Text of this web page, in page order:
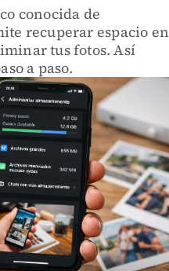
conocida de
recuperar espacio en
tus fotos. Así
a paso.